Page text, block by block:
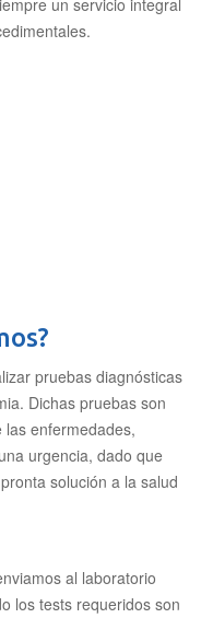
un servicio integral
pruebas diagnósticas
Dichas pruebas son
enfermedades,
urgencia, dado que
solución a la salud
al laboratorio
los tests requeridos son